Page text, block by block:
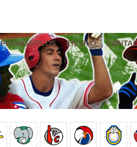
PRONÓSTICOS EN VIVO